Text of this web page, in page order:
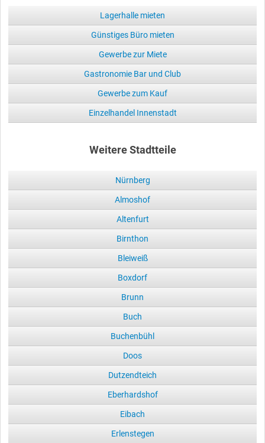
Lagerhalle mieten
Günstiges Büro mieten
Gewerbe zur Miete
Gastronomie Bar und Club
Gewerbe zum Kauf
Einzelhandel Innenstadt
Weitere Stadtteile
Nürnberg
Almoshof
Altenfurt
Birnthon
Bleiweiß
Boxdorf
Brunn
Buch
Buchenbühl
Doos
Dutzendteich
Eberhardshof
Eibach
Erlenstegen